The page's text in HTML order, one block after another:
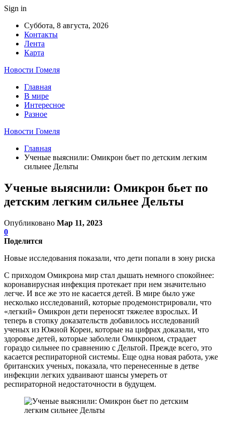
Sign in
Суббота, 8 августа, 2026
Контакты
Лента
Карта
Новости Гомеля
Главная
В мире
Интересное
Разное
Новости Гомеля
Главная
Ученые выяснили: Омикрон бьет по детским легким
сильнее Дельты
Ученые выяснили: Омикрон бьет по
детским легким сильнее Дельты
Опубликовано Мар 11, 2023
0
Поделится
Новые исследования показали, что дети попали в зону риска
С приходом Омикрона мир стал дышать немного спокойнее:
коронавирусная инфекция протекает при нем значительно
легче. И все же это не касается детей. В мире было уже
несколько исследований, которые продемонстрировали, что
«легкий» Омикрон дети переносят тяжелее взрослых. И
теперь в стопку доказательств добавилось исследований
ученых из Южной Кореи, которые на цифрах доказали, что
здоровье детей, которые заболели Омикроном, страдает
гораздо сильнее по сравнению с Дельтой. Прежде всего, это
касается респираторной системы. Еще одна новая работа, уже
британских ученых, показала, что перенесенные в детве
инфекции легких удваивают шансы умереть от
респираторной недостаточности в будущем.